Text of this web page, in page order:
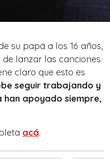
su papá a los 16 años,
lanzar las canciones
claro que esto es
seguir trabajando y
han apoyado siempre,
acá.